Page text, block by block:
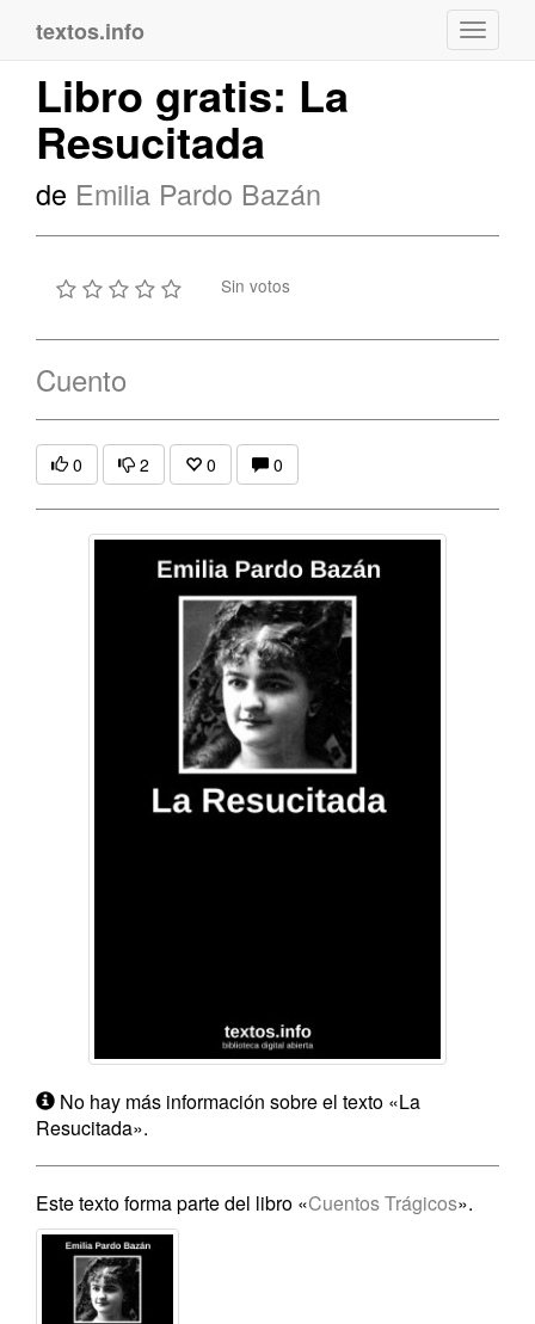
textos.info
Libro gratis: La
Resucitada
de Emilia Pardo Bazán
Sin votos
Cuento
0 2 0 0
No hay más información sobre el texto «La
Resucitada».
Este texto forma parte del libro «Cuentos Trágicos».